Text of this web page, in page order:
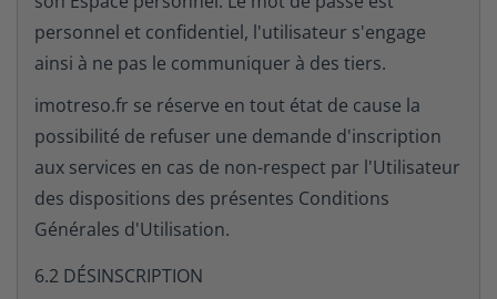
personnel et confidentiel, l'utilisateur s'engage
ainsi à ne pas le communiquer à des tiers.
imotreso.fr se réserve en tout état de cause la
possibilité de refuser une demande d'inscription
aux services en cas de non-respect par l'Utilisateur
des dispositions des présentes Conditions
Générales d'Utilisation.
6.2 DÉSINSCRIPTION